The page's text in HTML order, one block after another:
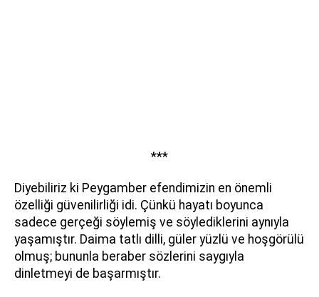
***
Diyebiliriz ki Peygamber efendimizin en önemli
özelliği güvenilirliği idi. Çünkü hayatı boyunca
sadece gerçeği söylemiş ve söylediklerini aynıyla
yaşamıştır. Daima tatlı dilli, güler yüzlü ve hoşgörülü
olmuş; bununla beraber sözlerini saygıyla
dinletmeyi de başarmıştır.